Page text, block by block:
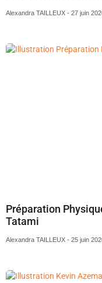
Alexandra TAILLEUX 27 juin
Préparation
Tatami
Alexandra TAILLEUX 25 juin